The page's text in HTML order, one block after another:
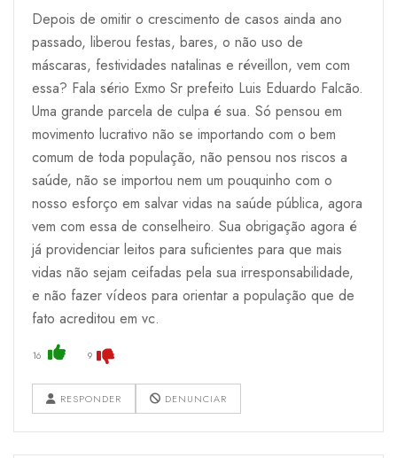
Depois de omitir o crescimento de casos ainda ano
passado, liberou festas, bares, o não uso de
máscaras, festividades natalinas e réveillon, vem com
essa? Fala sério Exmo Sr prefeito Luis Eduardo Falcão.
Uma grande parcela de culpa é sua. Só pensou em
movimento lucrativo não se importando com o bem
comum de toda população, não pensou nos riscos a
saúde, não se importou nem um pouquinho com o
nosso esforço em salvar vidas na saúde pública, agora
vem com essa de conselheiro. Sua obrigação agora é
já providenciar leitos para suficientes para que mais
vidas não sejam ceifadas pela sua irresponsabilidade,
e não fazer vídeos para orientar a população que de
fato acreditou em vc.
16 9
RESPONDER DENUNCIAR